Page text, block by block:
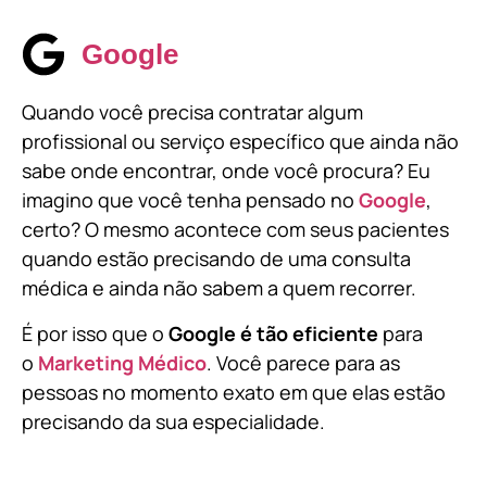
Google
Quando você precisa contratar algum
profissional ou serviço específico que ainda não
sabe onde encontrar, onde você procura? Eu
imagino que você tenha pensado no Google,
certo? O mesmo acontece com seus pacientes
quando estão precisando de uma consulta
médica e ainda não sabem a quem recorrer.
É por isso que o Google é tão eficiente para
o Marketing Médico. Você parece para as
pessoas no momento exato em que elas estão
precisando da sua especialidade.